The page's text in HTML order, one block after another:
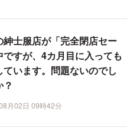
紳士服店が「完全閉店セー
ですが、4カ月目に入っても
ています。問題ないのでし
？
月02日 09時42分